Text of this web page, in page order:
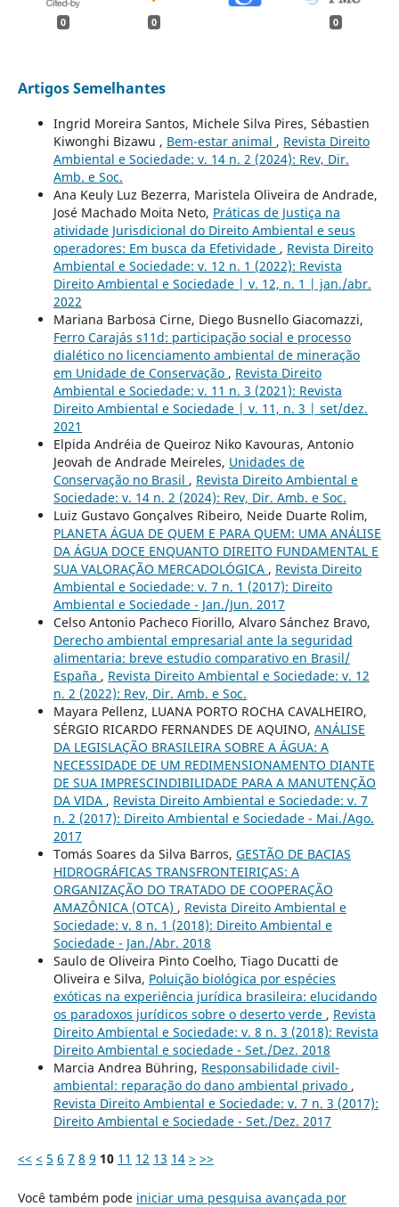
0 0 0
Artigos Semelhantes
Ingrid Moreira Santos, Michele Silva Pires, Sébastien
Kiwonghi Bizawu , Bem-estar animal , Revista Direito
Ambiental e Sociedade: v. 14 n. 2 (2024): Rev, Dir.
Amb. e Soc.
Ana Keuly Luz Bezerra, Maristela Oliveira de Andrade,
José Machado Moita Neto, Práticas de Justiça na
atividade Jurisdicional do Direito Ambiental e seus
operadores: Em busca da Efetividade , Revista Direito
Ambiental e Sociedade: v. 12 n. 1 (2022): Revista
Direito Ambiental e Sociedade | v. 12, n. 1 | jan./abr.
2022
Mariana Barbosa Cirne, Diego Busnello Giacomazzi,
Ferro Carajás s11d: participação social e processo
dialético no licenciamento ambiental de mineração
em Unidade de Conservação , Revista Direito
Ambiental e Sociedade: v. 11 n. 3 (2021): Revista
Direito Ambiental e Sociedade | v. 11, n. 3 | set/dez.
2021
Elpida Andréia de Queiroz Niko Kavouras, Antonio
Jeovah de Andrade Meireles, Unidades de
Conservação no Brasil , Revista Direito Ambiental e
Sociedade: v. 14 n. 2 (2024): Rev, Dir. Amb. e Soc.
Luiz Gustavo Gonçalves Ribeiro, Neide Duarte Rolim,
PLANETA ÁGUA DE QUEM E PARA QUEM: UMA ANÁLISE
DA ÁGUA DOCE ENQUANTO DIREITO FUNDAMENTAL E
SUA VALORAÇÃO MERCADOLÓGICA , Revista Direito
Ambiental e Sociedade: v. 7 n. 1 (2017): Direito
Ambiental e Sociedade - Jan./Jun. 2017
Celso Antonio Pacheco Fiorillo, Alvaro Sánchez Bravo,
Derecho ambiental empresarial ante la seguridad
alimentaria: breve estudio comparativo en Brasil/
España , Revista Direito Ambiental e Sociedade: v. 12
n. 2 (2022): Rev, Dir. Amb. e Soc.
Mayara Pellenz, LUANA PORTO ROCHA CAVALHEIRO,
SÉRGIO RICARDO FERNANDES DE AQUINO, ANÁLISE
DA LEGISLAÇÃO BRASILEIRA SOBRE A ÁGUA: A
NECESSIDADE DE UM REDIMENSIONAMENTO DIANTE
DE SUA IMPRESCINDIBILIDADE PARA A MANUTENÇÃO
DA VIDA , Revista Direito Ambiental e Sociedade: v. 7
n. 2 (2017): Direito Ambiental e Sociedade - Mai./Ago.
2017
Tomás Soares da Silva Barros, GESTÃO DE BACIAS
HIDROGRÁFICAS TRANSFRONTEIRIÇAS: A
ORGANIZAÇÃO DO TRATADO DE COOPERAÇÃO
AMAZÔNICA (OTCA) , Revista Direito Ambiental e
Sociedade: v. 8 n. 1 (2018): Direito Ambiental e
Sociedade - Jan./Abr. 2018
Saulo de Oliveira Pinto Coelho, Tiago Ducatti de
Oliveira e Silva, Poluição biológica por espécies
exóticas na experiência jurídica brasileira: elucidando
os paradoxos jurídicos sobre o deserto verde , Revista
Direito Ambiental e Sociedade: v. 8 n. 3 (2018): Revista
Direito Ambiental e sociedade - Set./Dez. 2018
Marcia Andrea Bühring, Responsabilidade civil-
ambiental: reparação do dano ambiental privado ,
Revista Direito Ambiental e Sociedade: v. 7 n. 3 (2017):
Direito Ambiental e Sociedade - Set./Dez. 2017
<< < 5 6 7 8 9 10 11 12 13 14 > >>
Você também pode iniciar uma pesquisa avançada por